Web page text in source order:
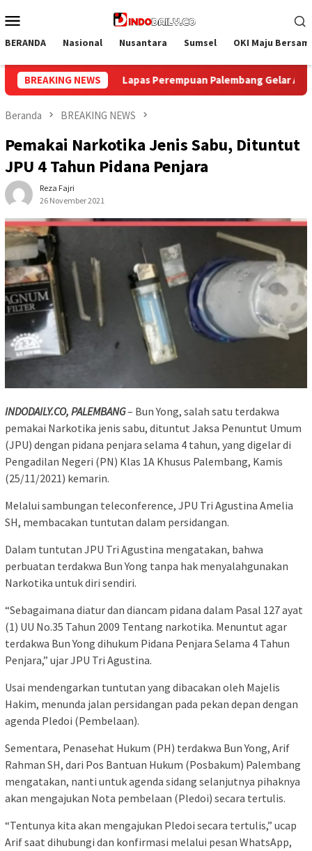
ke
Mobile
BERANDA Nasional Nusantara Sumsel OKI Maju
BREAKING NEWS
Gelar Aksi Bersih Kemerdekaan, Kobarkan Semangat Gotong
Beranda BREAKING NEWS
Pemakai Narkotika Jenis Sabu, Dituntut
JPU 4 Tahun Pidana Penjara
Reza Fajri
26 November 2021
INDODAILY.CO, PALEMBANG– Bun Yong, salah satu terdakwa
pemakai Narkotika jenis sabu, dituntut Jaksa Penuntut Umum
(JPU) dengan pidana penjara selama 4 tahun, yang digelar di
Pengadilan Negeri (PN) Klas 1A Khusus Palembang, Kamis
(25/11/2021) kemarin.
Melalui sambungan teleconference, JPU Tri Agustina Amelia
SH, membacakan tuntutan dalam persidangan.
Dalam tuntutan JPU Tri Agustina mengatakan, bahwa
perbuatan terdakwa Bun Yong tanpa hak menyalahgunakan
Narkotika untuk diri sendiri.
“Sebagaimana diatur dan diancam pidana dalam Pasal 127 ayat
(1) UU No.35 Tahun 2009 Tentang narkotika. Menuntut agar
terdakwa Bun Yong dihukum Pidana Penjara Selama 4 Tahun
Penjara,” ujar JPU Tri Agustina.
Usai mendengarkan tuntutan yang dibacakan oleh Majelis
Hakim, menunda jalan persidangan pada pekan depan dengan
agenda Pledoi (Pembelaan).
Sementara, Penasehat Hukum (PH) terdakwa Bun Yong, Arif
Rahman SH, dari Pos Bantuan Hukum (Posbakum) Palembang
mengatakan, nanti untuk agenda sidang selanjutnya pihaknya
akan mengajukan Nota pembelaan (Pledoi) secara tertulis.
“Tentunya kita akan mengajukan Pledoi secara tertulis,” ucap
Arif saat dihubungi dan konfirmasi melalui pesan WhatsApp,